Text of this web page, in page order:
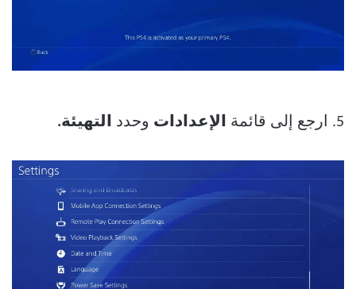
5. ارجع إلى قائمة الإعدادات وحدد التهيئة.